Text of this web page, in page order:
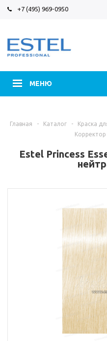
+7 (495) 969-0950
МЕНЮ
Главная - Каталог - Краска
Estel Princess